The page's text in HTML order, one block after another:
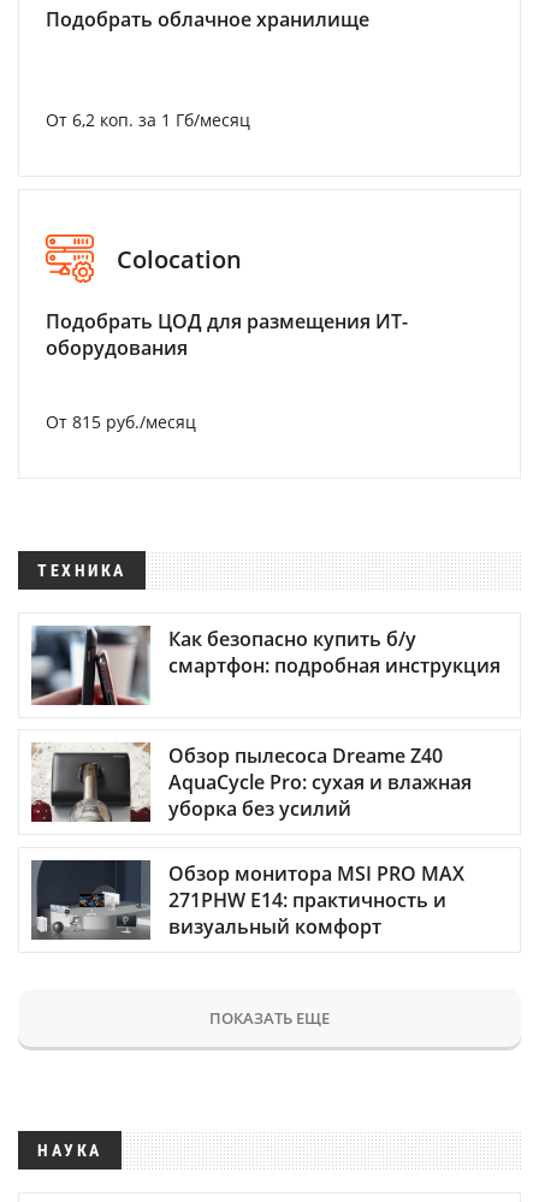
Подобрать облачное хранилище
От 6,2 коп. за 1 Гб/месяц
Colocation
Подобрать ЦОД для размещения ИТ-
оборудования
От 815 руб./месяц
ТЕХНИКА
Как безопасно купить б/у
смартфон: подробная инструкция
Обзор пылесоса Dreame Z40
AquaCycle Pro: сухая и влажная
уборка без усилий
Обзор монитора MSI PRO MAX
271PHW E14: практичность и
визуальный комфорт
ПОКАЗАТЬ ЕЩЕ
НАУКА